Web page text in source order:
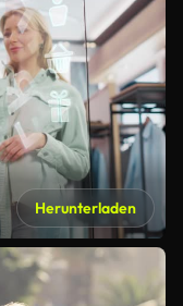
Herunterladen